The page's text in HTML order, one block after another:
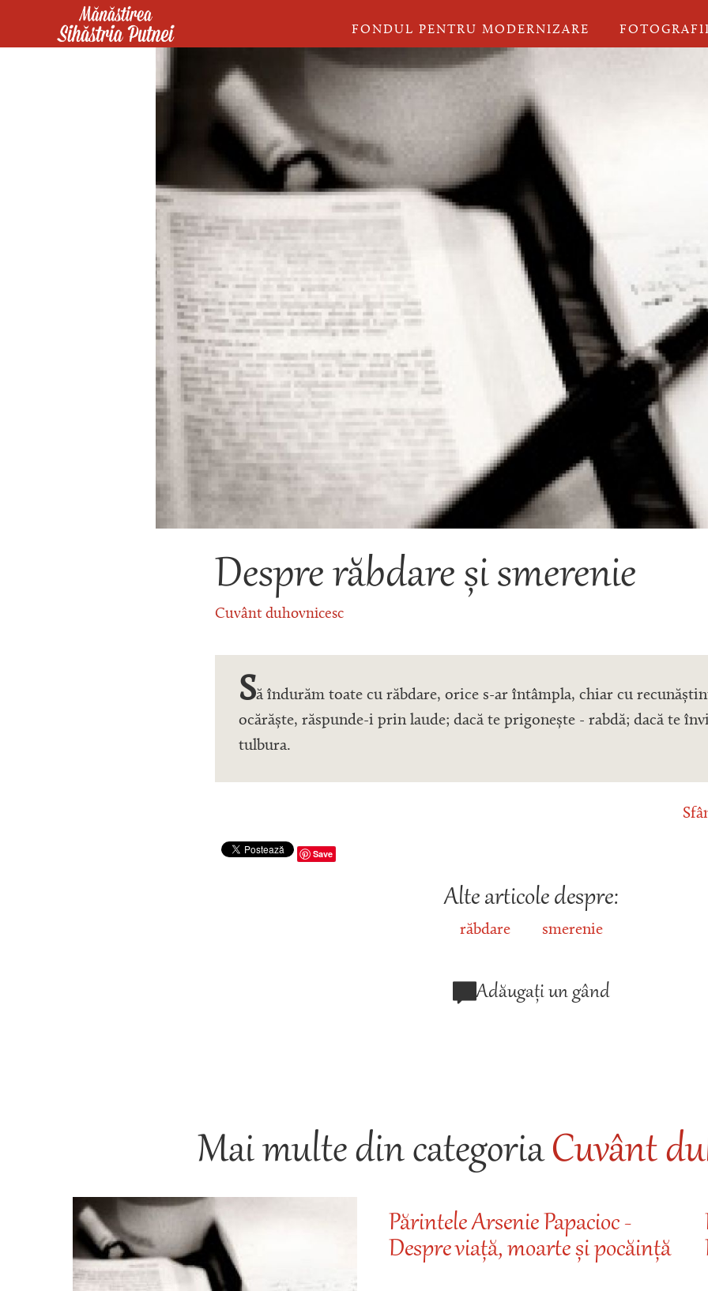
Mergi la conţinutul principal
FONDUL PENTRU MODERNIZARE FOTOGRAFII
Despre răbdare și smerenie
Cuvânt duhovnicesc
Să îndurăm toate cu răbdare, orice s-ar întâmpla, chiar cu
ocărăște, răspunde-i prin laude; dacă te prigonește - rabdă; dacă te
tulbura.
Save
Alte articole despre:
răbdare smerenie
Adăugați un gând
Mai multe din categoriaCuvânt
Părintele Arsenie Papacioc -
Despre viață, moarte și pocăință